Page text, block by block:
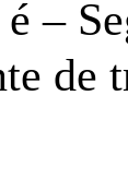
–
de